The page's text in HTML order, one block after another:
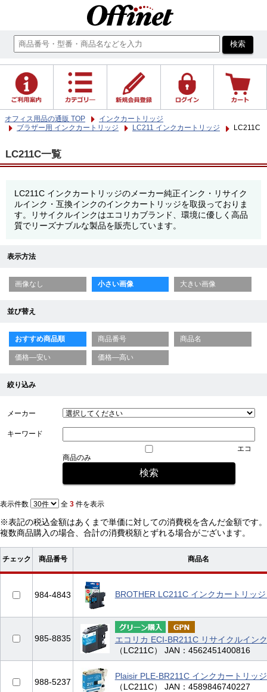
オフィス用品の通販 TOP
インクカートリッジ
ブラザー用 インクカートリッジ
LC211 インクカートリッジ LC211C
LC211C一覧
LC211C インクカートリッジのメーカー純正インク・リサイク
ルインク・互換インクのインクカートリッジを取扱っておりま
す。リサイクルインクはエコリカブランド、環境に優しく高品
質でリーズナブルな製品を販売しています。
表示方法
画像なし 小さい画像 大きい画像
並び替え
おすすめ商品順 商品番号 商品名
価格—安い 価格—高い
絞り込み
メーカー
キーワード
エコ
商品のみ
表示件数 全 3 件を表示
※表記の税込金額はあくまで単価に対しての消費税を含んだ金額です。
複数商品購入の場合、合計の消費税額とずれる場合がございます。
チェック 商品番号 商品名
984-4843 BROTHER LC211C インクカートリッ
985-8835
エコリカ ECI-BR211C リサイクルイン
（LC211C） JAN：4562451400816
988-5237
Plaisir PLE-BR211C インクカートリッ
（LC211C） JAN：4589846740227